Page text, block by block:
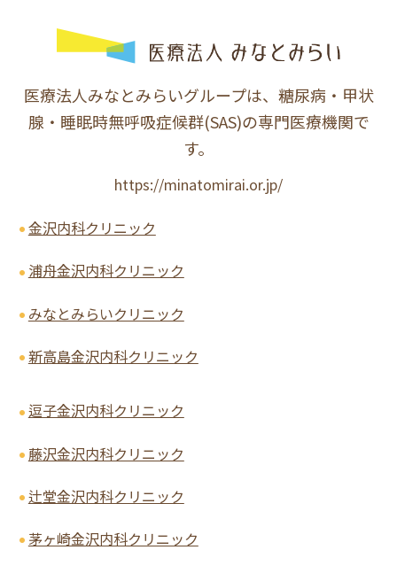
医療法人みなとみらいグループは、糖尿病・甲状
腺・睡眠時無呼吸症候群(SAS)の専門医療機関で
す。
https://minatomirai.or.jp/
金沢内科クリニック
浦舟金沢内科クリニック
みなとみらいクリニック
新高島金沢内科クリニック
逗子金沢内科クリニック
藤沢金沢内科クリニック
辻堂金沢内科クリニック
茅ヶ崎金沢内科クリニック